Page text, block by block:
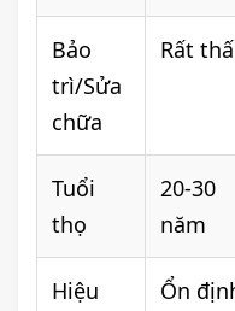
Bảo
trì/Sửa
chữa
Rất
Tuổi
thọ
20-30
năm
Hiệu
Ổn